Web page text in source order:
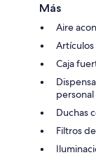
Más
Aire
Caja
personal
Duchas
Filtros